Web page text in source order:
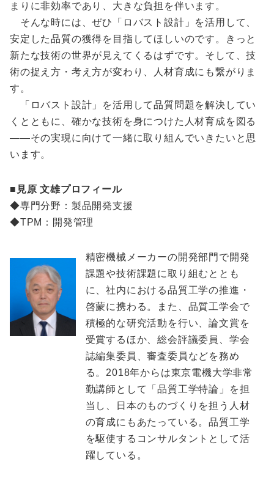
まりに非効率であり、大きな負担を伴います。
そんな時には、ぜひ「ロバスト設計」を活用して、
安定した品質の獲得を目指してほしいのです。きっと
新たな技術の世界が見えてくるはずです。そして、技
術の捉え方・考え方が変わり、人材育成にも繋がりま
す。
「ロバスト設計」を活用して品質問題を解決してい
くとともに、確かな技術を身につけた人材育成を図る
――その実現に向けて一緒に取り組んでいきたいと思
います。
■見原 文雄プロフィール
◆専門分野：製品開発支援
◆TPM：開発管理
精密機械メーカーの開発部門で開発
課題や技術課題に取り組むととも
に、社内における品質工学の推進・
啓蒙に携わる。また、品質工学会で
積極的な研究活動を行い、論文賞を
受賞するほか、総会評議委員、学会
誌編集委員、審査委員などを務め
る。2018年からは東京電機大学非常
勤講師として「品質工学特論」を担
当し、日本のものづくりを担う人材
の育成にもあたっている。品質工学
を駆使するコンサルタントとして活
躍している。